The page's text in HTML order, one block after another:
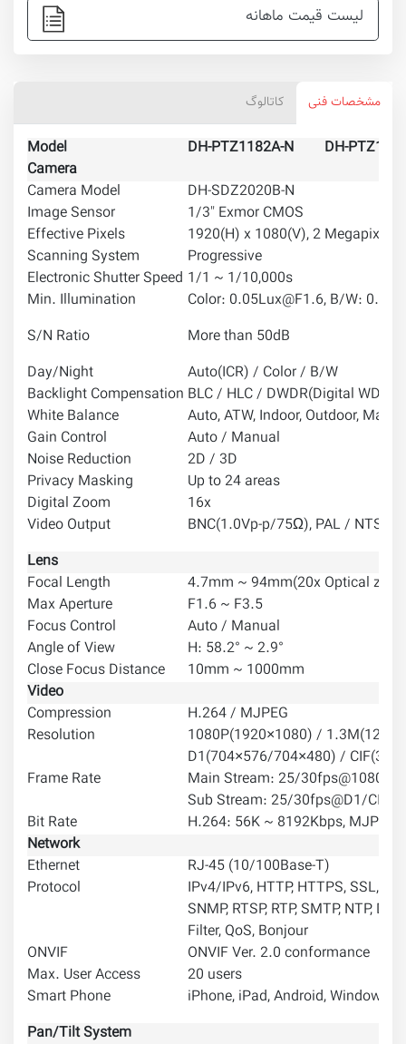
لیست قیمت ماهانه
مشخصات فنی کاتالوگ
Model DH-PTZ1182A-N
DH-
Camera
Camera Model
DH-SDZ2020B-N
Image Sensor
1/3" Exmor CMOS
Effective Pixels
1920(H) x 1080(V), 2 Megapixels
Scanning System
Electronic Shutter Speed 1/1 ~ 1/10,000s
Min. Illumination
Color: 0.05Lux@F1.6, B/W:
S/N Ratio
More than 50dB
Day/Night
Auto(ICR) / Color / B/W
Backlight Compensation BLC / HLC / DWDR(Digital WDR)
White Balance
Auto, ATW, Indoor, Outdoor,
Gain Control
Auto / Manual
Noise Reduction
2D / 3D
Privacy Masking
Up to 24 areas
Digital Zoom
16x
Video Output
BNC(1.0Vp-p/75Ω), PAL / NTSC
Lens
Focal Length
4.7mm ~ 94mm(20x Optical
Max Aperture
F1.6 ~ F3.5
Focus Control
Auto / Manual
Angle of View
H: 58.2° ~ 2.9°
Close Focus Distance
10mm ~ 1000mm
Video
Compression
H.264 / MJPEG
Resolution
1080P(1920×1080) /
D1(704×576/704×480) /
Frame Rate
Main Stream: 25/30fps@1080P/
Sub Stream: 25/30fps@D1/CIF
Bit Rate
H.264: 56K ~ 8192Kbps,
Network
Ethernet
RJ-45 (10/100Base-T)
Protocol
IPv4/IPv6, HTTP, HTTPS, SSL,
SNMP, RTSP, RTP, SMTP, NTP,
Filter, QoS, Bonjour
ONVIF
ONVIF Ver. 2.0 conformance
Max. User Access
20 users
Smart Phone
iPhone, iPad, Android, Windows
Pan/Tilt System